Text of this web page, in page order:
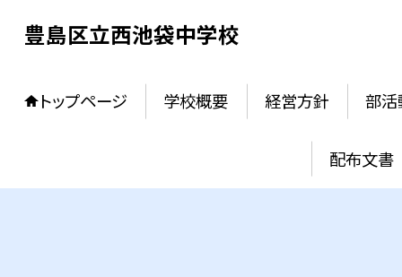
豊島区立西池袋中学校
トップページ 学校概要 経営方針 部活
配布文書